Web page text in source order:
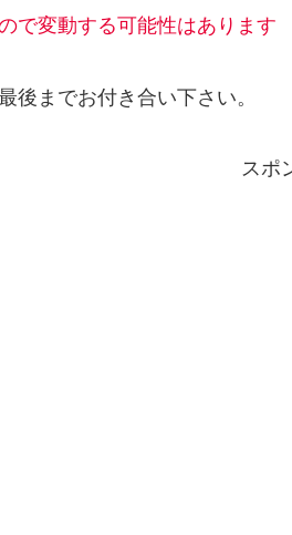
で変動する可能性はあります
後までお付き合い下さい。
スポ